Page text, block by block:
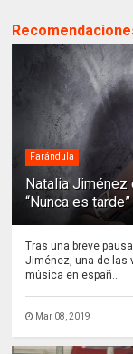
Farándula
Natalia
“Nunca es
Tras una breve
Jiménez, una de las
música en españ...
Mar 08, 2019